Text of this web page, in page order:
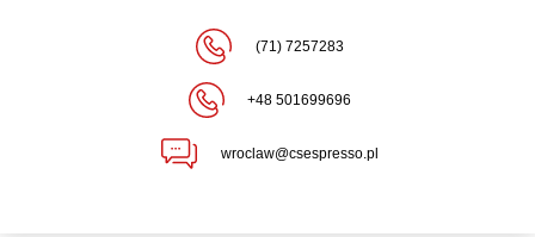
(71) 7257283
+48 501699696
wroclaw@csespresso.pl